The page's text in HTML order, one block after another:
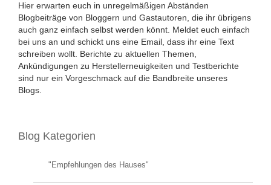
Hier erwarten euch in unregelmäßigen Abständen
Blogbeiträge von Bloggern und Gastautoren, die ihr übrigens
auch ganz einfach selbst werden könnt. Meldet euch einfach
bei uns an und schickt uns eine Email, dass ihr eine Text
schreiben wollt. Berichte zu aktuellen Themen,
Ankündigungen zu Herstellerneuigkeiten und Testberichte
sind nur ein Vorgeschmack auf die Bandbreite unseres
Blogs.
Blog Kategorien
"Empfehlungen des Hauses"